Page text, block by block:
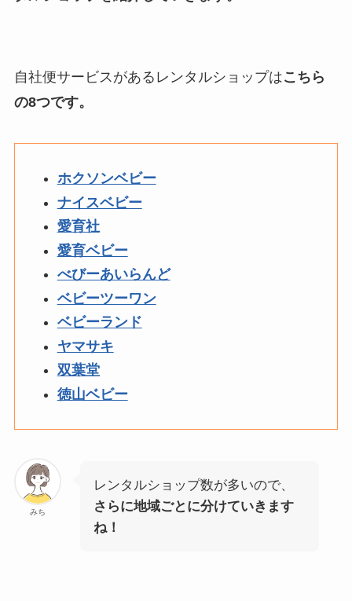
自社便サービスがあるレンタルショップはこちら
の8つです。
ホクソンベビー
ナイスベビー
愛育社
愛育ベビー
べびーあいらんど
ベビーツーワン
ベビーランド
ヤマサキ
双葉堂
徳山ベビー
みち
レンタルショップ数が多いので、
さらに地域ごとに分けていきます
ね！